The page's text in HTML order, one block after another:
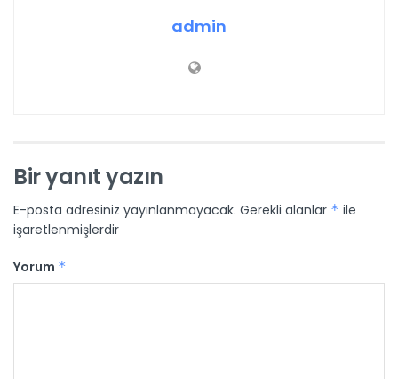
admin
Bir yanıt yazın
E-posta adresiniz yayınlanmayacak. Gerekli alanlar * ile
işaretlenmişlerdir
Yorum *